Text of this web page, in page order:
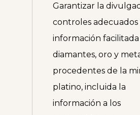
Garantizar la
controles adecuados
información
diamantes, oro y
procedentes de la
platino, incluida la
información a los